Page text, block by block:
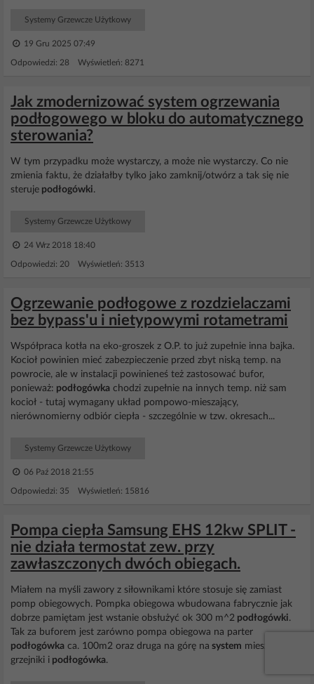
Systemy Grzewcze Użytkowy
19 Gru 2025 07:49
Odpowiedzi: 28 Wyświetleń: 8271
Jak zmodernizować system ogrzewania
podłogowego w bloku do automatycznego
sterowania?
W tym przypadku może wystarczy, a może nie wystarczy. Co nie
zmienia faktu, że działałby tylko jako zamknij/otwórz a tak się nie
steruje podłogówki.
Systemy Grzewcze Użytkowy
24 Wrz 2018 18:40
Odpowiedzi: 20 Wyświetleń: 3513
Ogrzewanie podłogowe z rozdzielaczami
bez bypass'u i nietypowymi rotametrami
Współpraca kotła na eko-groszek z O.P. to już zupełnie inna bajka.
Kocioł powinien mieć zabezpieczenie przed zbyt niską temp. na
powrocie, ale w instalacji powinieneś też zastosować bufor,
ponieważ: podłogówka chodzi zupełnie na innych temp. niż sam
kocioł - tutaj wymagany układ pompowo-mieszający,
nierównomierny odbiór ciepła - szczególnie w tzw. okresach...
Systemy Grzewcze Użytkowy
06 Paź 2018 21:55
Odpowiedzi: 35 Wyświetleń: 15816
Pompa ciepła Samsung EHS 12kw SPLIT -
nie działa termostat zew. przy
zawłaszczonych dwóch obiegach.
Miałem na myśli zawory z siłownikami które stosuje się zamiast
pomp obiegowych. Pompka obiegowa wbudowana fabrycznie jak
dobrze pamiętam jest wstanie obsłużyć ok 300 m^2 podłogówki.
Tak za buforem jest zarówno pompa obiegowa na parter
podłogówka ca. 100m2 oraz druga na górę na system mieszany
grzejniki i podłogówka.